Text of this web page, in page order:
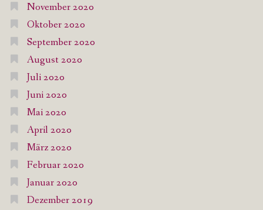
November 2020
Oktober 2020
September 2020
August 2020
Juli 2020
Juni 2020
Mai 2020
April 2020
März 2020
Februar 2020
Januar 2020
Dezember 2019